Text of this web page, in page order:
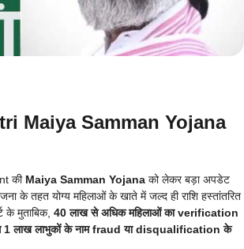
Maiya Samman Yojana
की Maiya Samman Yojana को लेकर बड़ा अपडेट
के तहत योग्य महिलाओं के खाते में जल्द ही राशि हस्तांतरित
के मुताबिक, 40 लाख से अधिक महिलाओं का verification
1 लाख लाभुकों के नाम fraud या disqualification के